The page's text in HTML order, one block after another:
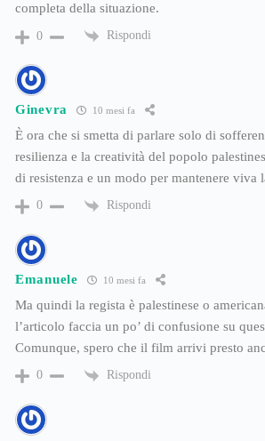
completa della situazione.
0 Rispondi
Ginevra 10 mesi fa
È ora che si smetta di parlare solo di
resilienza e la creatività del popolo
di resistenza e un modo per mantenere viva
0 Rispondi
Emanuele 10 mesi fa
Ma quindi la regista è palestinese o
l’articolo faccia un po’ di confusione su
Comunque, spero che il film arrivi presto
0 Rispondi